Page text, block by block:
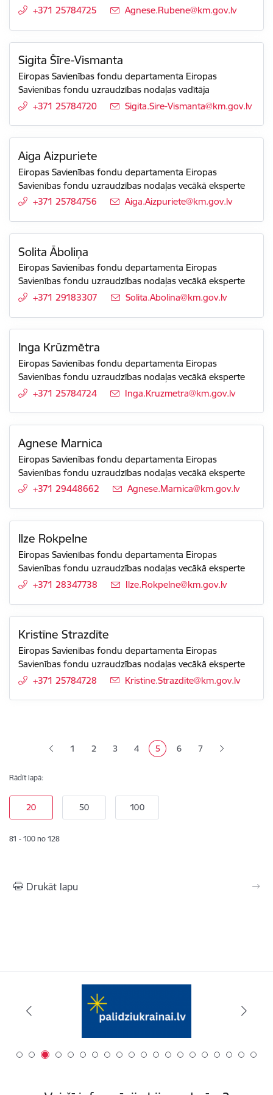
+371 25784725 E-pasts:
Agnese.Rubene@km.gov.lv
Sigita Šīre-Vismanta
Eiropas Savienības fondu departamenta Eiropas
Savienības fondu uzraudzības nodaļas vadītāja
+371 25784720
E-pasts:
Sigita.Sire-Vismanta@km.gov.lv
Aiga Aizpuriete
Eiropas Savienības fondu departamenta Eiropas
Savienības fondu uzraudzības nodaļas vecākā eksperte
+371 25784756
E-pasts:
Aiga.Aizpuriete@km.gov.lv
Solita Āboliņa
Eiropas Savienības fondu departamenta Eiropas
Savienības fondu uzraudzības nodaļas vecākā eksperte
+371 29183307
E-pasts:
Solita.Abolina@km.gov.lv
Inga Krūzmētra
Eiropas Savienības fondu departamenta Eiropas
Savienības fondu uzraudzības nodaļas vecākā eksperte
+371 25784724
E-pasts:
Inga.Kruzmetra@km.gov.lv
Agnese Marnica
Eiropas Savienības fondu departamenta Eiropas
Savienības fondu uzraudzības nodaļas vecākā eksperte
+371 29448662
E-pasts:
Agnese.Marnica@km.gov.lv
Ilze Rokpelne
Eiropas Savienības fondu departamenta Eiropas
Savienības fondu uzraudzības nodaļas vecākā eksperte
+371 28347738
E-pasts:
Ilze.Rokpelne@km.gov.lv
Kristīne Strazdīte
Eiropas Savienības fondu departamenta Eiropas
Savienības fondu uzraudzības nodaļas vecākā eksperte
+371 25784728
E-pasts:
Kristine.Strazdite@km.gov.lv
Lapošana 1 Lapa
2 Lapa
3 Lapa
4 Pašreizējā lapa
5 Lapa
6 Lapa
7
Rādīt lapā:
81 - 100 no 128
Drukāt lapu